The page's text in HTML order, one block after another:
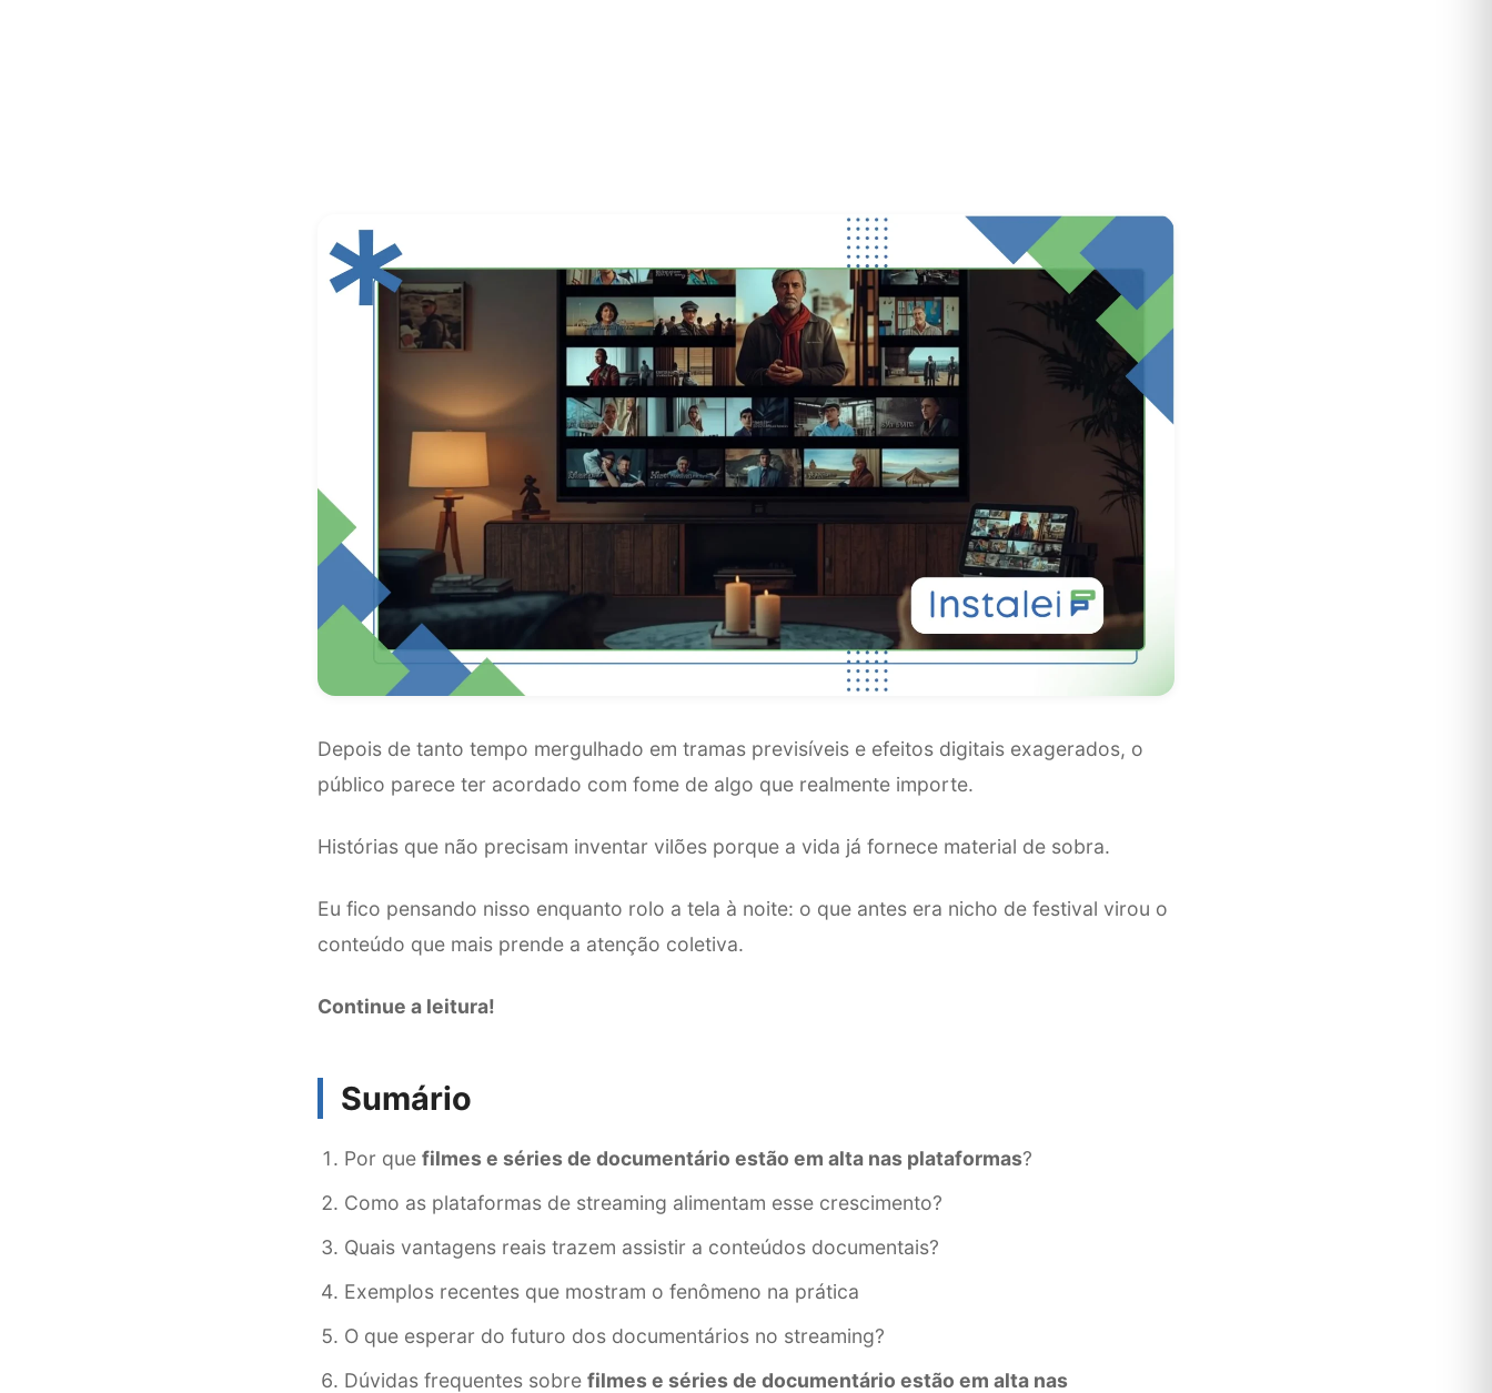
Depois de tanto tempo mergulhado em tramas previsíveis e efeitos digitais exagerados, o
público parece ter acordado com fome de algo que realmente importe.
Histórias que não precisam inventar vilões porque a vida já fornece material de sobra.
Eu fico pensando nisso enquanto rolo a tela à noite: o que antes era nicho de festival virou o
conteúdo que mais prende a atenção coletiva.
Continue a leitura!
Sumário
Por que filmes e séries de documentário estão em alta nas plataformas?
Como as plataformas de streaming alimentam esse crescimento?
Quais vantagens reais trazem assistir a conteúdos documentais?
Exemplos recentes que mostram o fenômeno na prática
O que esperar do futuro dos documentários no streaming?
Dúvidas frequentes sobre filmes e séries de documentário estão em alta nas